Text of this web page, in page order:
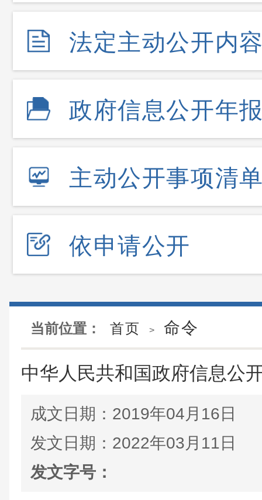
法定主动公开内
政府信息公开年
主动公开事项清
依申请公开
当前位置： 首页 > 命令
中华人民共和国政府信息公
成文日期： 2019年04月16日
发文日期： 2022年03月11日
发文字号：